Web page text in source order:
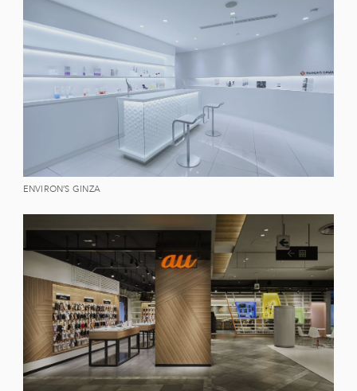
ENVIRON’S GINZA